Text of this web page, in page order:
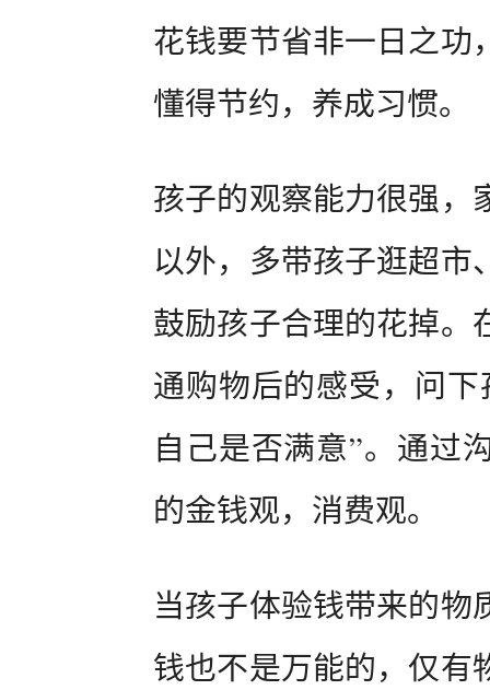
花钱要节省非一日之功
懂得节约，养成习惯。
孩子的观察能力很强，
以外，多带孩子逛超市
鼓励孩子合理的花掉。
通购物后的感受，问
自己是否满意”。通过
的金钱观，消费观。
当孩子体验钱带来的物
钱也不是万能的，仅有